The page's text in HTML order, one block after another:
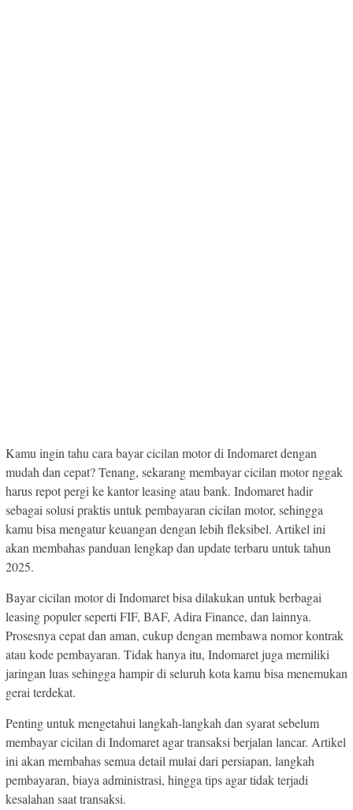
Kamu ingin tahu cara bayar cicilan motor di Indomaret dengan
mudah dan cepat? Tenang, sekarang membayar cicilan motor nggak
harus repot pergi ke kantor leasing atau bank. Indomaret hadir
sebagai solusi praktis untuk pembayaran cicilan motor, sehingga
kamu bisa mengatur keuangan dengan lebih fleksibel. Artikel ini
akan membahas panduan lengkap dan update terbaru untuk tahun
2025.
Bayar cicilan motor di Indomaret bisa dilakukan untuk berbagai
leasing populer seperti FIF, BAF, Adira Finance, dan lainnya.
Prosesnya cepat dan aman, cukup dengan membawa nomor kontrak
atau kode pembayaran. Tidak hanya itu, Indomaret juga memiliki
jaringan luas sehingga hampir di seluruh kota kamu bisa menemukan
gerai terdekat.
Penting untuk mengetahui langkah-langkah dan syarat sebelum
membayar cicilan di Indomaret agar transaksi berjalan lancar. Artikel
ini akan membahas semua detail mulai dari persiapan, langkah
pembayaran, biaya administrasi, hingga tips agar tidak terjadi
kesalahan saat transaksi.